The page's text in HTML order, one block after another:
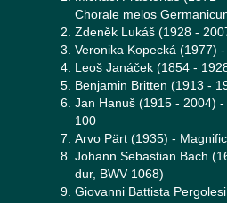
Chorale melos
Zdeněk Lukáš (1928 -
Veronika Kopecká (1977)
Leoš Janáček (1854 -
Benjamin Britten (1913 -
Jan Hanuš (1915 - 2004)
100
Arvo Pärt (1935) -
Johann Sebastian Bach
dur, BWV 1068)
Giovanni Battista